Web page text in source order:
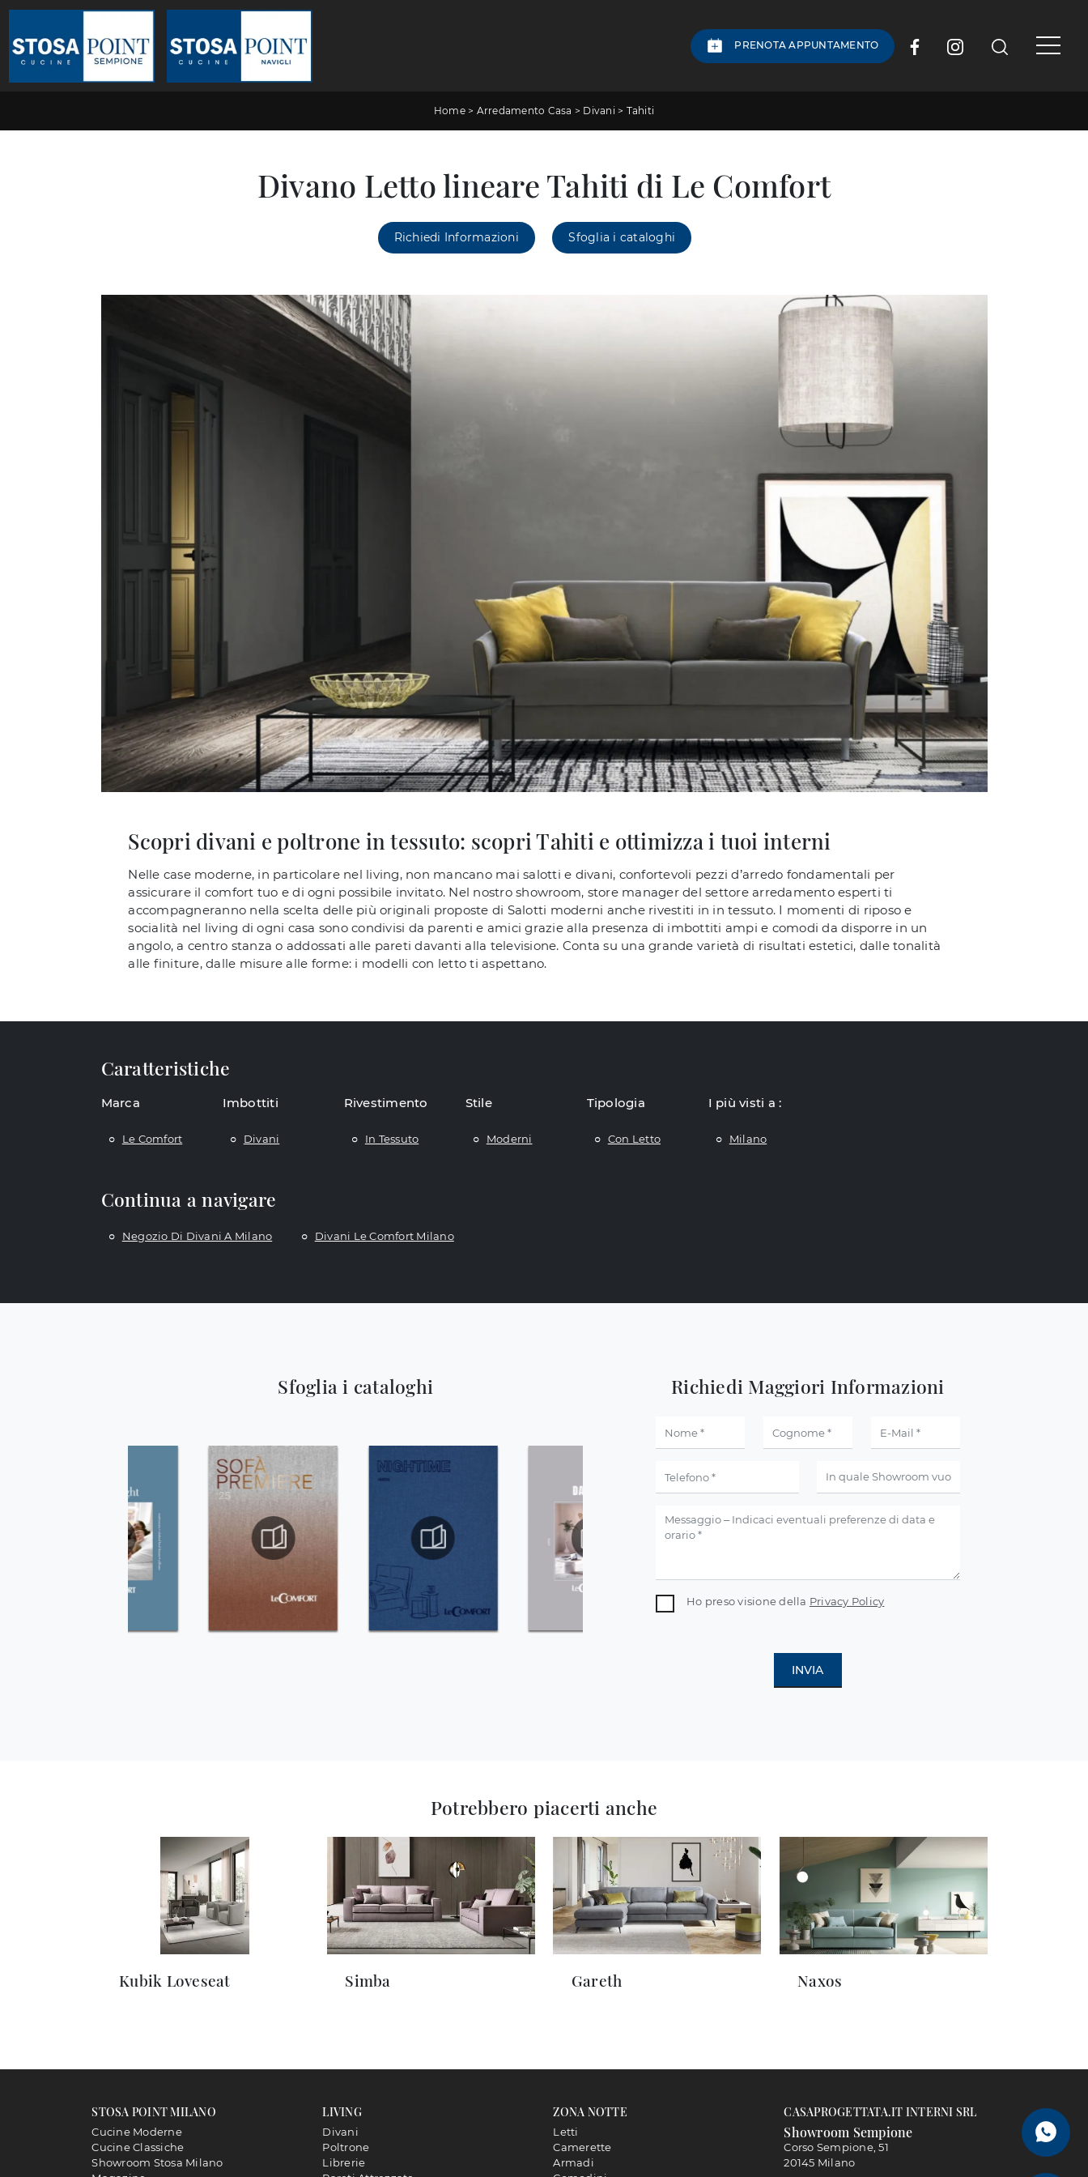
PRENOTA APPUNTAMENTO
Home> Arredamento Casa > Divani > Tahiti
Divano Letto lineare Tahiti di Le Comfort
Richiedi Informazioni Sfoglia i cataloghi
Scopri divani e poltrone in tessuto: scopri Tahiti e ottimizza i tuoi interni
Nelle case moderne, in particolare nel living, non mancano mai salotti e divani, confortevoli pezzi d’arredo fondamentali per
assicurare il comfort tuo e di ogni possibile invitato. Nel nostro showroom, store manager del settore arredamento esperti ti
accompagneranno nella scelta delle più originali proposte di Salotti moderni anche rivestiti in in tessuto. I momenti di riposo e
socialità nel living di ogni casa sono condivisi da parenti e amici grazie alla presenza di imbottiti ampi e comodi da disporre in un
angolo, a centro stanza o addossati alle pareti davanti alla televisione. Conta su una grande varietà di risultati estetici, dalle tonalità
alle finiture, dalle misure alle forme: i modelli con letto ti aspettano.
Caratteristiche
Marca
Le Comfort
Imbottiti
Divani
Rivestimento
In Tessuto
Stile
Moderni
Tipologia
Con Letto
I più visti a :
Milano
Continua a navigare
Negozio Di Divani A Milano Divani Le Comfort Milano
Sfoglia i cataloghi Richiedi Maggiori Informazioni
Ho preso visione della Privacy Policy
INVIA
Potrebbero piacerti anche
Kubik Loveseat Simba Gareth Naxos
STOSA POINT MILANO
Cucine Moderne
Cucine Classiche
Showroom Stosa Milano
LIVING
Divani
Poltrone
Librerie
ZONA NOTTE
Letti
Camerette
Armadi
CASAPROGETTATA.IT INTERNI SRL
Showroom Sempione
Corso Sempione, 51
20145 Milano